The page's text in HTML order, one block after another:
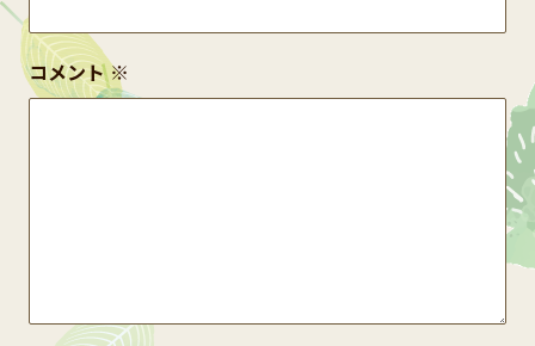
コメント※